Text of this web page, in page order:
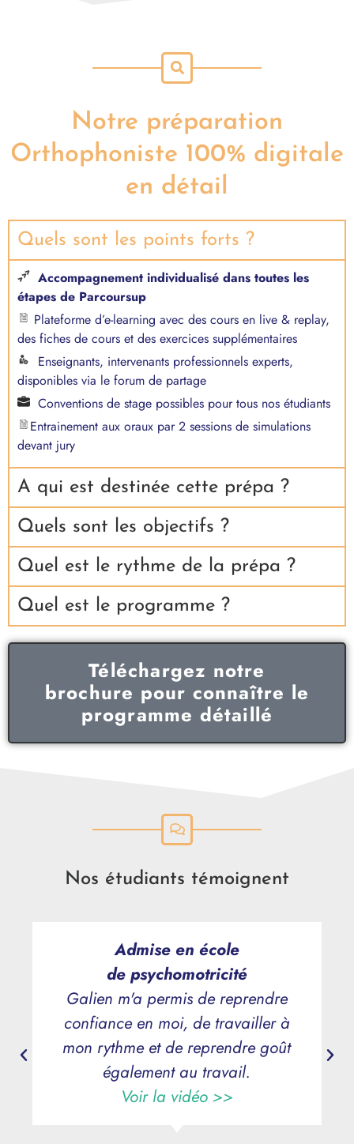
Notre préparation
Orthophoniste 100% digitale
en détail
Quels sont les points forts ?
Accompagnement individualisé dans toutes les
étapes de Parcoursup
Plateforme d’e-learning avec des cours en live & replay,
des fiches de cours et des exercices supplémentaires
Enseignants, intervenants professionnels experts,
disponibles via le forum de partage
Conventions de stage possibles pour tous nos étudiants
Entrainement aux oraux par 2 sessions de simulations
devant jury
A qui est destinée cette prépa ?
Quels sont les objectifs ?
Quel est le rythme de la prépa ?
Quel est le programme ?
Téléchargez notre
brochure pour connaître le
programme détaillé
Nos étudiants témoignent
Admise en école
de psychomotricité
Galien m'a permis de reprendre
confiance en moi, de travailler à
mon rythme et de reprendre goût
également au travail.
Voir la vidéo >>